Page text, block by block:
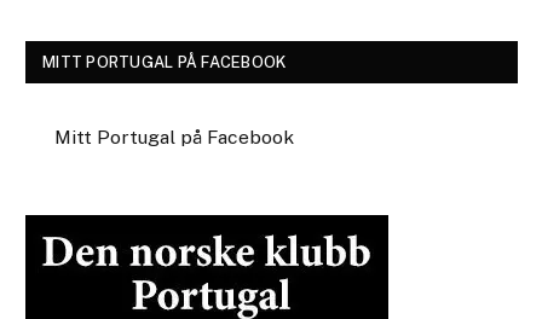
MITT PORTUGAL PÅ FACEBOOK
Mitt Portugal på Facebook